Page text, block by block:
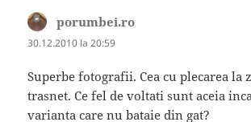
porumbei.ro
30.12.2010 la 20:59
Superbe fotografii. Cea cu plecarea la
trasnet. Ce fel de voltati sunt aceia
varianta care nu bataie din gat?